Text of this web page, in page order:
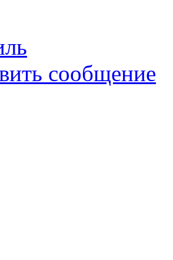
сообщение